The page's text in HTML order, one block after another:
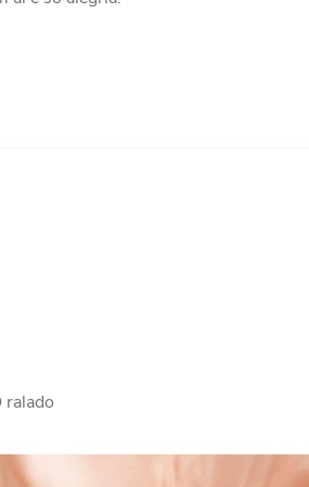
ralado